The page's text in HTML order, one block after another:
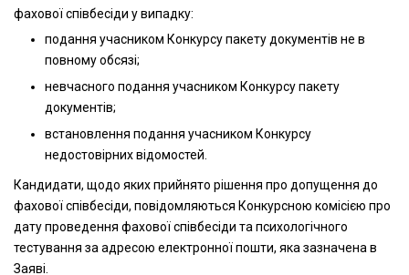
фахової співбесіди у випадку:
подання учасником Конкурсу пакету документів не в
повному обсязі;
невчасного подання учасником Конкурсу пакету
документів;
встановлення подання учасником Конкурсу
недостовірних відомостей.
Кандидати, щодо яких прийнято рішення про допущення до
фахової співбесіди, повідомляються Конкурсною комісією про
дату проведення фахової співбесіди та психологічного
тестування за адресою електронної пошти, яка зазначена в
Заяві.